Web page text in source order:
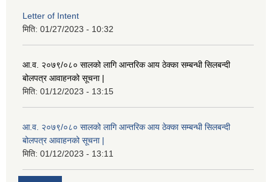
Letter of Intent
मिति: 01/27/2023 - 10:32
आ.व. २०७९/०८० सालको लागि आन्तरिक आय ठेक्का सम्बन्धी सिलबन्दी
बोलपत्र आवाहनको सूचना |
मिति: 01/12/2023 - 13:15
आ.व. २०७९/०८० सालको लागि आन्तरिक आय ठेक्का सम्बन्धी सिलबन्दी
बोलपत्र आवाहनको सूचना |
मिति: 01/12/2023 - 13:11